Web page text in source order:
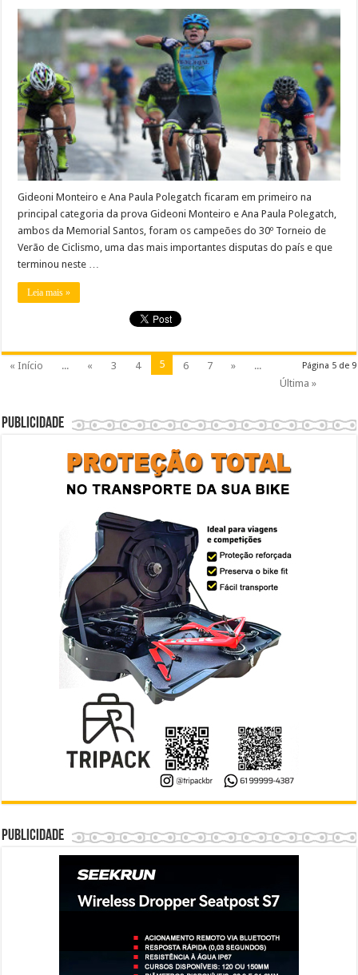
Gideoni Monteiro e Ana Paula Polegatch ficaram em primeiro na
principal categoria da prova Gideoni Monteiro e Ana Paula Polegatch,
ambos da Memorial Santos, foram os campeões do 30º Torneio de
Verão de Ciclismo, uma das mais importantes disputas do país e que
terminou neste …
Leia mais »
Página 5 de 9
« Início ... « 3 4 5 6 7 »
...
Última »
Publicidade
Publicidade